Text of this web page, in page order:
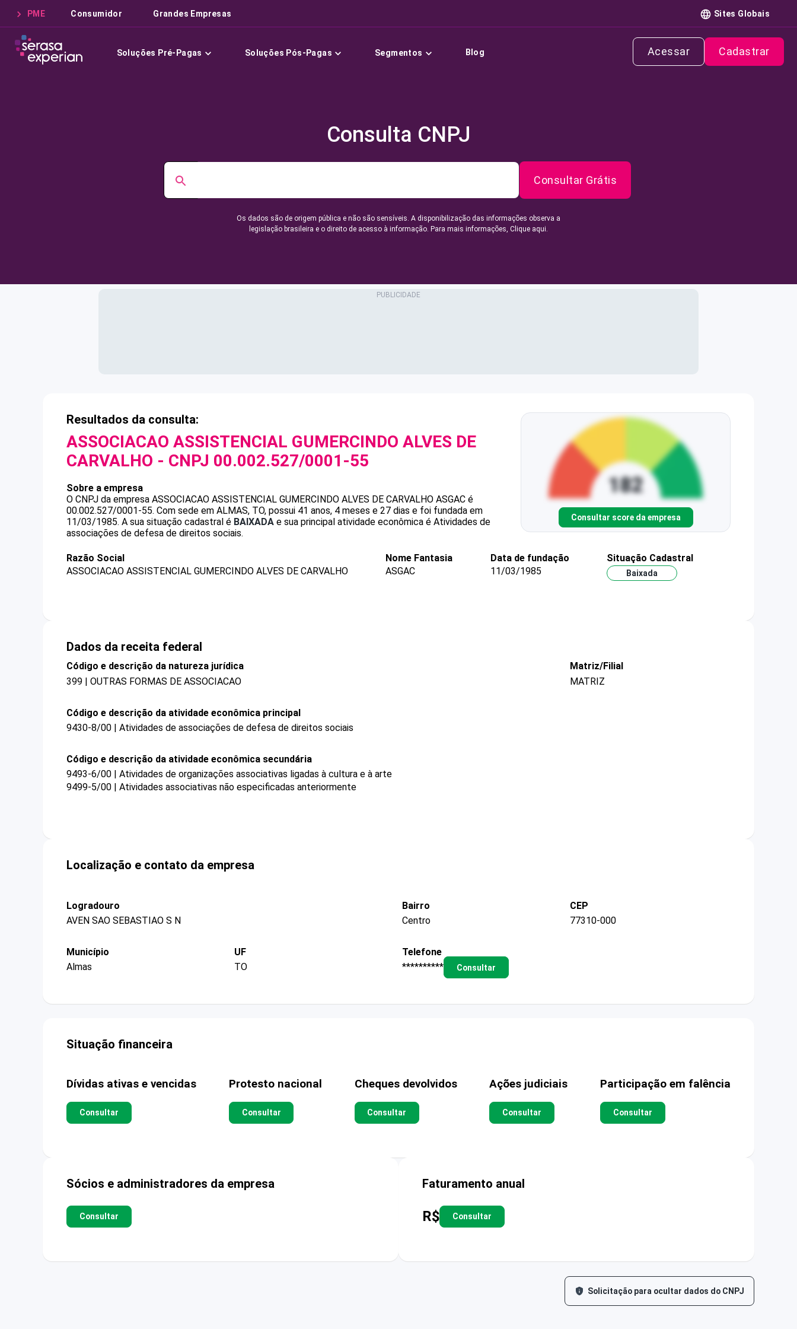
PME Consumidor Grandes Empresas Sites Globais
Soluções Pré-Pagas Soluções Pós-Pagas Segmentos Blog Acessar Cadastrar
Consulta CNPJ
Consultar Grátis
Os dados são de origem pública e não são sensíveis. A disponibilização das informações observa a
legislação brasileira e o direito de acesso à informação. Para mais informações, Clique aqui.
Resultados da consulta:
ASSOCIACAO ASSISTENCIAL GUMERCINDO ALVES DE
CARVALHO - CNPJ 00.002.527/0001-55
Sobre a empresa
O CNPJ da empresa ASSOCIACAO ASSISTENCIAL GUMERCINDO ALVES DE CARVALHO ASGAC é
00.002.527/0001-55. Com sede em ALMAS, TO, possui 41 anos, 4 meses e 27 dias e foi fundada em
11/03/1985. A sua situação cadastral é BAIXADA e sua principal atividade econômica é Atividades de
associações de defesa de direitos sociais.
Consultar score da empresa
Razão Social
ASSOCIACAO ASSISTENCIAL GUMERCINDO ALVES DE CARVALHO
Nome Fantasia
ASGAC
Data de fundação
11/03/1985
Situação Cadastral
Baixada
Dados da receita federal
Código e descrição da natureza jurídica
399 | OUTRAS FORMAS DE ASSOCIACAO
Matriz/Filial
MATRIZ
Código e descrição da atividade econômica principal
9430-8/00 | Atividades de associações de defesa de direitos sociais
Código e descrição da atividade econômica secundária
9493-6/00 | Atividades de organizações associativas ligadas à cultura e à arte
9499-5/00 | Atividades associativas não especificadas anteriormente
Localização e contato da empresa
Logradouro
AVEN SAO SEBASTIAO S N
Bairro
Centro
CEP
77310-000
Município
Almas
UF
TO
Telefone
**********
Consultar
Situação financeira
Dívidas ativas e vencidas
Consultar
Protesto nacional
Consultar
Cheques devolvidos
Consultar
Ações judiciais
Consultar
Participação em falência
Consultar
Sócios e administradores da empresa
Consultar
Faturamento anual
R$ Consultar
Solicitação para ocultar dados do CNPJ